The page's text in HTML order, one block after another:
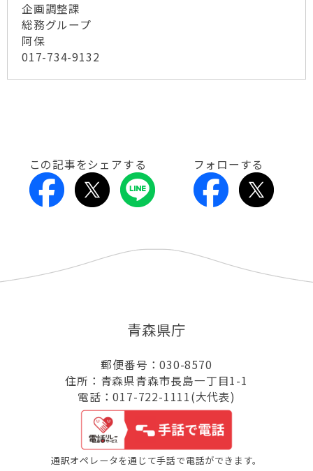
企画調整課
総務グループ
阿保
017-734-9132
この記事をシェアする フォローする
青森県庁
郵便番号：030-8570
住所：青森県青森市長島一丁目1-1
電話：017-722-1111(大代表)
通訳オペレータを通じて手話で電話ができます。